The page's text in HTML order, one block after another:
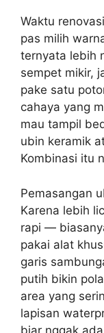
Waktu
pas milih
ternyata lebih
sempet mikir,
pake satu
cahaya yang
mau tampil
ubin keramik
Kombinasi itu
Pemasangan
Karena lebih
rapi —
pakai alat
garis
putih bikin
area yang
lapisan
biar nggak